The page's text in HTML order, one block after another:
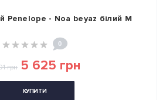
Penelope - Noa beyaz білий M
0
грн 5 625 грн
КУПИТИ